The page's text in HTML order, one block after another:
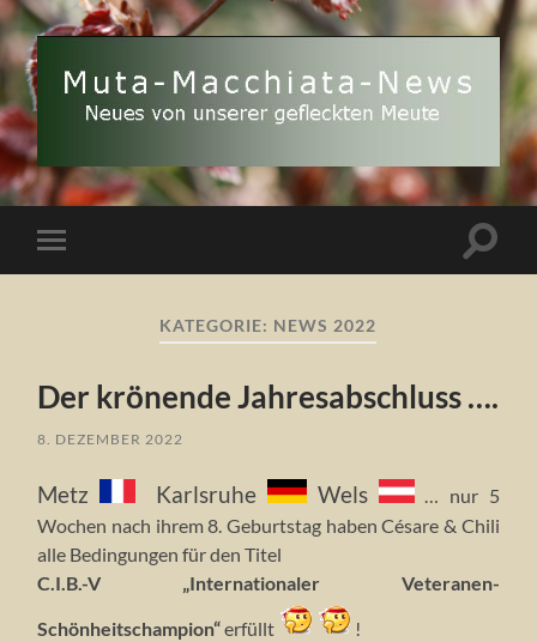
Muta
Macchiata-
News
Mobile-
Menü
KATEGORIE: NEWS 2022
Der krönende Jahresabschluss ….
8. DEZEMBER 2022
Metz Karlsruhe Wels
… nur 5
Wochen nach ihrem 8. Geburtstag haben Césare & Chili
alle Bedingungen für den Titel
C.I.B.-V „Internationaler Veteranen-
Schönheitschampion“erfüllt !